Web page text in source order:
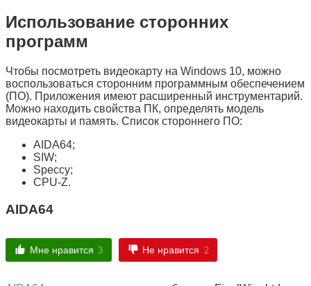
Использование сторонних
программ
Чтобы посмотреть видеокарту на Windows 10, можно
воспользоваться сторонним программным обеспечением
(ПО). Приложения имеют расширенный инструментарий.
Можно находить свойства ПК, определять модель
видеокарты и память. Список стороннего ПО:
AIDA64;
SIW;
Speccy;
CPU-Z.
AIDA64
Мне нравится 3 Не нравится 2